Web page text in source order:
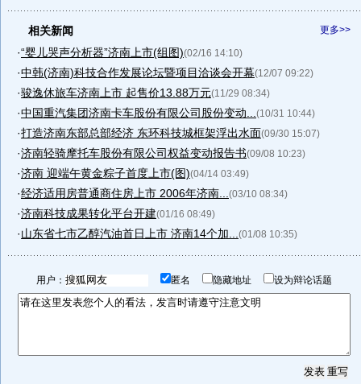
更多>>
相关新闻
·“婴儿哭声分析器”济南上市(组图)(02/16 14:10)
·中韩(济南)科技合作发展论坛暨项目洽谈会开幕(12/07 09:22)
·骏逸休旅车济南上市 起售价13.88万元(11/29 08:34)
·中国重汽集团济南卡车股份有限公司股份变动... (10/31 10:44)
·打造济南东部总部经济 东环科技城框架浮出水面(09/30 15:07)
·济南轻骑摩托车股份有限公司权益变动报告书(09/08 10:23)
·济南 迎端午黄金粽子首度上市(图)(04/14 03:49)
·经济适用房普通商住房上市 2006年济南... (03/10 08:34)
·济南科技成果转化平台开建(01/16 08:49)
·山东省七市乙醇汽油首日上市 济南14个加... (01/08 10:35)
用户： 匿名 隐藏地址 设为辩论话题